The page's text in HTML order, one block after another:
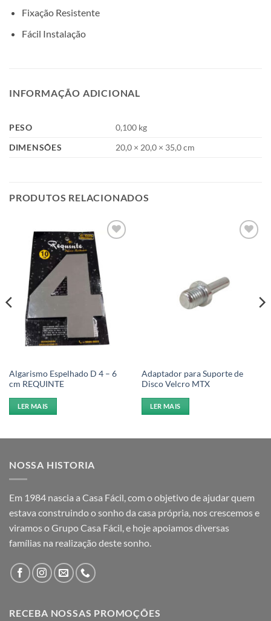
Fixação Resistente
Fácil Instalação
INFORMAÇÃO ADICIONAL
PESO
0,100 kg
DIMENSÕES
20,0 × 20,0 × 35,0 cm
PRODUTOS RELACIONADOS
Algarismo Espelhado D 4 – 6
cm REQUINTE
LER MAIS
Adaptador para Suporte de
Disco Velcro MTX
LER MAIS
NOSSA HISTORIA
Em 1984 nascia a Casa Fácil, com o objetivo de ajudar quem
estava construindo o sonho da casa própria, nos crescemos e
viramos o Grupo Casa Fácil, e hoje apoiamos diversas
famílias na realização deste sonho.
RECEBA NOSSAS PROMOÇÕES